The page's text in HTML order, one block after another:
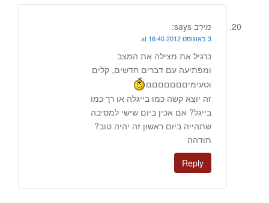
מירב says:
3 באוגוסט 2012 at 16:40
כרגיל את מצילה את המצב
ומפתיעה עם דברים חדשים, קלים
וטעימיםםםםםםם
זה יוצא קשה כמו בייגלה או רך כמו
בייגל? אם אכין ביום שישי למסיבה
שתהייה ביום ראשון זה יהיה טוב?
תודהה
Reply